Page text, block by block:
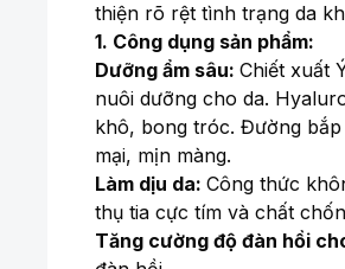
thiện rõ rệt tình trạng da
1. Công dụng sản phẩm:
Dưỡng ẩm sâu: Chiết xuất
nuôi dưỡng cho da.
khô, bong tróc. Đường bắp
mại, mịn màng.
Làm dịu da: Công thức
thụ tia cực tím và chất
Tăng cường độ đàn hồi